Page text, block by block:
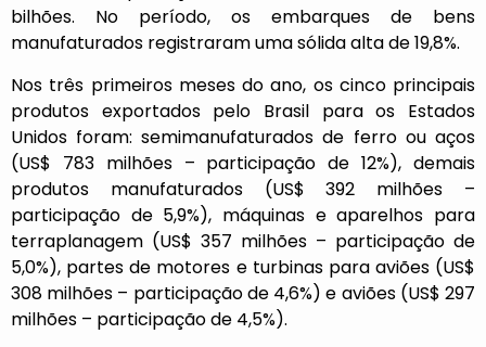
bilhões. No período, os embarques de bens
manufaturados registraram uma sólida alta de 19,8%.
Nos três primeiros meses do ano, os cinco principais
produtos exportados pelo Brasil para os Estados
Unidos foram: semimanufaturados de ferro ou aços
(US$ 783 milhões – participação de 12%), demais
produtos manufaturados (US$ 392 milhões –
participação de 5,9%), máquinas e aparelhos para
terraplanagem (US$ 357 milhões – participação de
5,0%), partes de motores e turbinas para aviões (US$
308 milhões – participação de 4,6%) e aviões (US$ 297
milhões – participação de 4,5%).